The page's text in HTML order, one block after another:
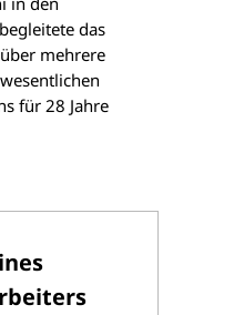
das
mehrere
für 28 Jahre